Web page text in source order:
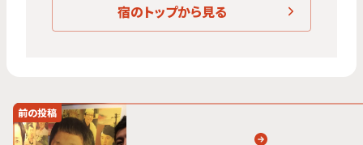
宿のトップから見る
前の投稿